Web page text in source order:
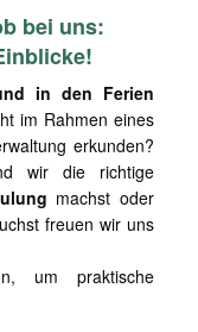
bei uns:
in den Ferien
im Rahmen eines
erkunden?
wir die richtige
machst oder
freuen wir uns
um praktische